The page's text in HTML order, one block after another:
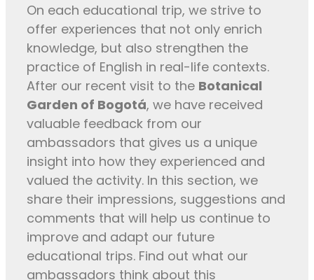
On each educational trip, we strive to
offer experiences that not only enrich
knowledge, but also strengthen the
practice of English in real-life contexts.
After our recent visit to the Botanical
Garden of Bogotá, we have received
valuable feedback from our
ambassadors that gives us a unique
insight into how they experienced and
valued the activity. In this section, we
share their impressions, suggestions and
comments that will help us continue to
improve and adapt our future
educational trips. Find out what our
ambassadors think about this